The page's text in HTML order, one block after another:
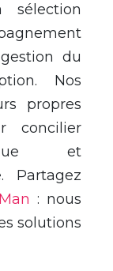
du
Nos
propres
concilier
et
Partagez
: nous
solutions